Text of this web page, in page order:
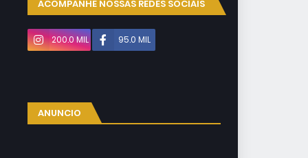
ACOMPANHE NOSSAS REDES SOCIAIS
200.0 MIL 95.0 MIL
ANUNCIO